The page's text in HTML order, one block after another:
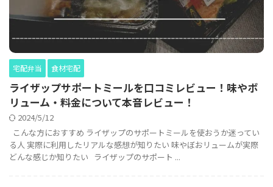
宅配弁当 食材宅配
ライザップサポートミールを口コミレビュー！味やボ
リューム・料金について本音レビュー！
2024/5/12
こんな方におすすめ ライザップのサポートミールを使おうか迷ってい
る人 実際に利用したリアルな感想が知りたい 味やぼおリュームが実際
どんな感じか知りたい ライザップのサポート ...